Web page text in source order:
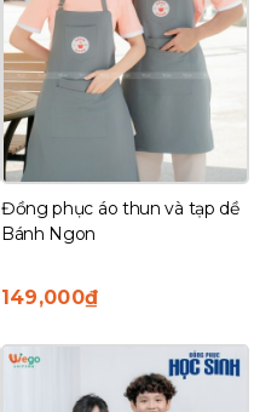
Đồng phục áo thun và tạp dề
Bánh Ngon
149,000₫